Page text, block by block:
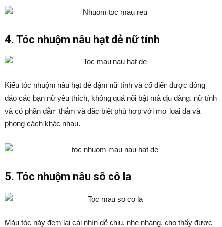
4. Tóc nhuộm nâu hạt dẻ nữ tính
Kiểu tóc nhuộm nâu hạt dẻ đậm nữ tính và cổ điển được đông
đảo các bạn nữ yêu thích, không quá nổi bật mà dịu dàng. nữ tính
và có phần đằm thắm và đặc biệt phù hợp với mọi loại da và
phong cách khác nhau.
5. Tóc nhuộm nâu sô cô la
Màu tóc này đem lại cái nhìn dễ chịu, nhẹ nhàng, cho thấy được